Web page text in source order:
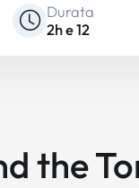
Durata
2h e 12
the